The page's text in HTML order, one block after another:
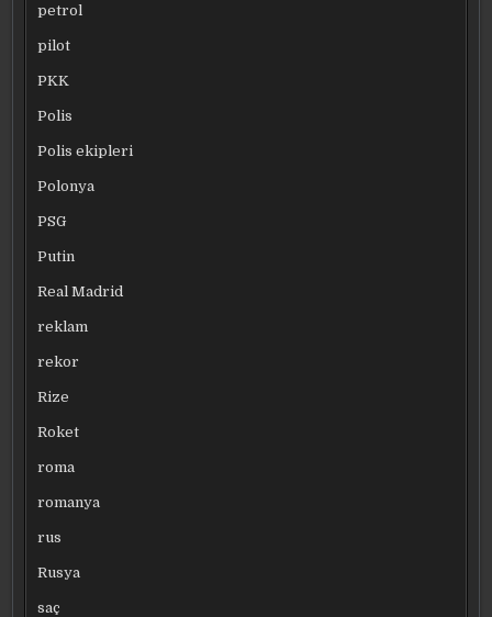
petrol
pilot
PKK
Polis
Polis ekipleri
Polonya
PSG
Putin
Real Madrid
reklam
rekor
Rize
Roket
roma
romanya
rus
Rusya
saç